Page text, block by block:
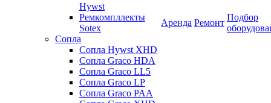
Hywst
Ремкомпллекты
Sotex
Сопла
Сопла Hywst XHD
Сопла Graco HDA
Сопла Graco LL5
Сопла Graco LP
Сопла Graco PAA
Аренда Ремонт
Подбор